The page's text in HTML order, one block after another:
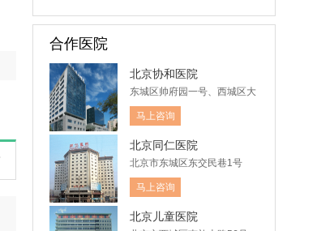
合作医院
北京协和医院
东城区帅府园一号、西城区大
木仓胡同41号
马上咨询
北京同仁医院
北京市东城区东交民巷1号
马上咨询
北京儿童医院